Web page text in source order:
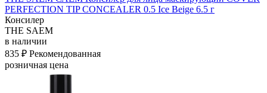
PERFECTION TIP CONCEALER 0.5 Ice Beige 6.5 г
Консилер
THE SAEM
в наличии
835 ₽ Рекомендованная
розничная цена